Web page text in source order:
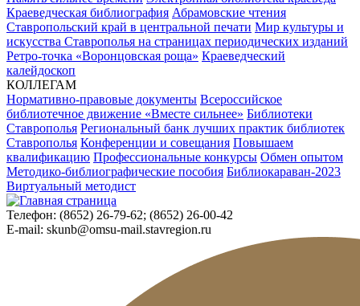
Краеведческая библиография Абрамовские чтения
Ставропольский край в центральной печати Мир культуры и
искусства Ставрополья на страницах периодических изданий
Ретро-точка «Воронцовская роща» Краеведческий
калейдоскоп
КОЛЛЕГАМ
Нормативно-правовые документы Всероссийское
библиотечное движение «Вместе сильнее» Библиотеки
Ставрополья Региональный банк лучших практик библиотек
Ставрополья Конференции и совещания Повышаем
квалификацию Профессиональные конкурсы Обмен опытом
Методико-библиографические пособия Библиокараван-2023
Виртуальный методист
Телефон: (8652) 26-79-62; (8652) 26-00-42
E-mail: skunb@omsu-mail.stavregion.ru